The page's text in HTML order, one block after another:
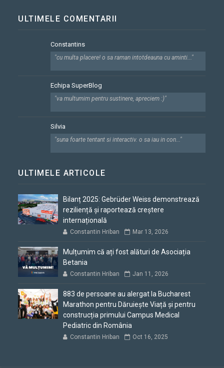
ULTIMELE COMENTARII
Constantins
"cu multa placere! o sa raman intotdeauna cu aminti..."
Echipa SuperBlog
"va multumim pentru sustinere, apreciem :)"
Silvia
"suna foarte tentant si interactiv. o sa iau in con..."
ULTIMELE ARTICOLE
Bilanț 2025: Gebrüder Weiss demonstrează
reziliență și raportează creștere
internațională
Constantin Hriban Mar 13, 2026
Mulțumim că ați fost alături de Asociația
Betania
Constantin Hriban Jan 11, 2026
883 de persoane au alergat la Bucharest
Marathon pentru Dăruiește Viață și pentru
construcția primului Campus Medical
Pediatric din România
Constantin Hriban Oct 16, 2025